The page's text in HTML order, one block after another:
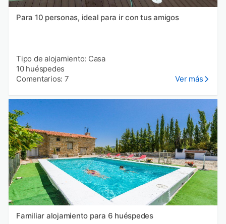
Para 10 personas, ideal para ir con tus amigos
Tipo de alojamiento: Casa
10 huéspedes
Comentarios: 7
Ver más
Familiar alojamiento para 6 huéspedes